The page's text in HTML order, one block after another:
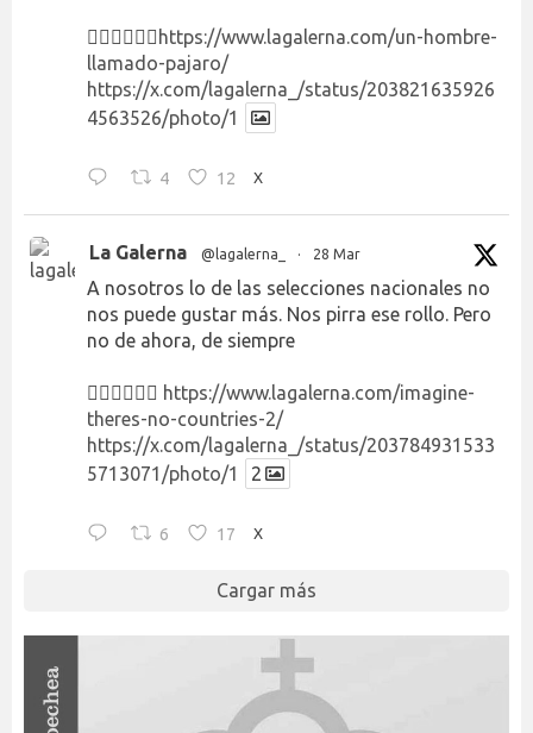
👉🏻👉🏻👉🏻 https://www.lagalerna.com/un-hombre-
llamado-pajaro/
https://x.com/lagalerna_/status/203821635926
4563526/photo/1
4 12 X
La Galerna @lagalerna_ · 28 Mar
A nosotros lo de las selecciones nacionales no
nos puede gustar más. Nos pirra ese rollo. Pero
no de ahora, de siempre
👉🏻👉🏻👉🏻 https://www.lagalerna.com/imagine-
theres-no-countries-2/
https://x.com/lagalerna_/status/203784931533
5713071/photo/1
2
6 17 X
Cargar más